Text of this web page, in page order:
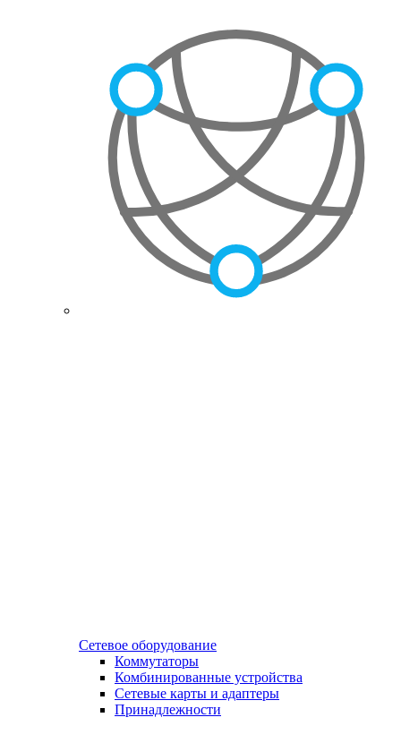
Сетевое оборудование
Коммутаторы
Комбинированные устройства
Сетевые карты и адаптеры
Принадлежности